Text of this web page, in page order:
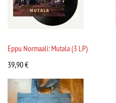
Eppu Normaali: Mutala (3 LP)
39,90€